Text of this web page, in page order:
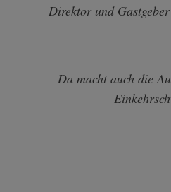
Direktor und
Da macht auch die
a